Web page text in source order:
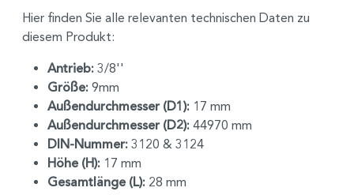
Hier finden Sie alle relevanten technischen Daten zu
diesem Produkt:
Antrieb: 3/8''
Größe: 9mm
Außendurchmesser (D1): 17 mm
Außendurchmesser (D2): 44970 mm
DIN-Nummer: 3120 & 3124
Höhe (H): 17 mm
Gesamtlänge (L): 28 mm